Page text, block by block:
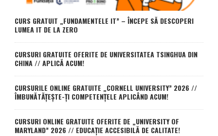
CURS GRATUIT „FUNDAMENTELE IT” – ÎNCEPE SĂ DESCOPERI
LUMEA IT DE LA ZERO
CURSURI GRATUITE OFERITE DE UNIVERSITATEA TSINGHUA DIN
CHINA // APLICĂ ACUM!
CURSURILE ONLINE GRATUITE „CORNELL UNIVERSITY” 2026 //
ÎMBUNĂTĂȚEȘTE-ȚI COMPETENȚELE APLICÂND ACUM!
CURSURI ONLINE GRATUITE OFERITE DE „UNIVERSITY OF
MARYLAND” 2026 // EDUCAȚIE ACCESIBILĂ DE CALITATE!